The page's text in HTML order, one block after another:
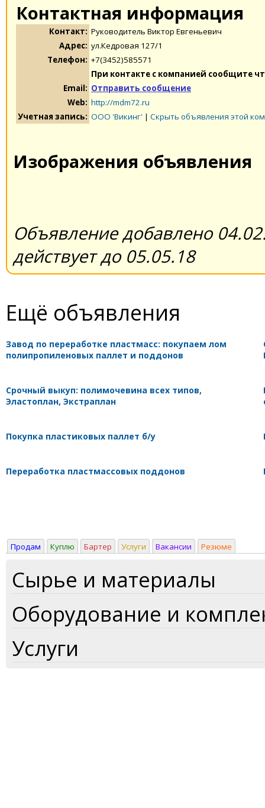
Контактная информация
Контакт: Руководитель Виктор Евгеньевич
Адрес: ул.Кедровая 127/1
Телефон: +7(3452)585571
При контакте с компанией сообщите
Email: Отправить сообщение
Web: http://mdm72.ru
Учетная запись: ООО 'Викинг' | Скрыть объявления этой
Изображения объявления
Объявление добавлено
действует до 05.05.18
Ещё объявления
Завод по переработке пластмасс: покупаем лом
полипропиленовых паллет и поддонов
Срочный выкуп: полимочевина всех типов,
Эластоплан, Экстраплан
Покупка пластиковых паллет б/у
Переработка пластмассовых поддонов
Продам Куплю Бартер Услуги Вакансии Резюме
Сырье и материалы
Оборудование и
Услуги